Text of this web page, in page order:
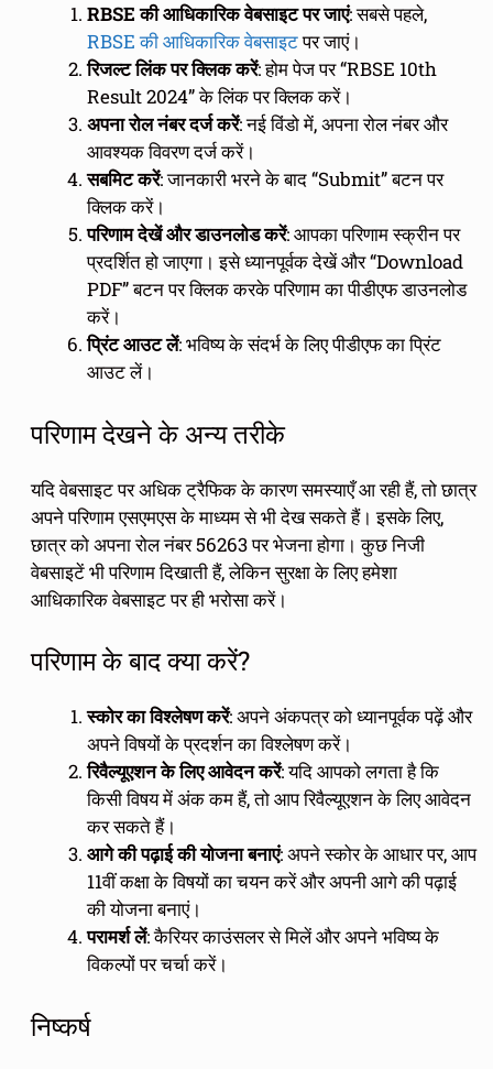
RBSE की आधिकारिक वेबसाइट पर जाएं: सबसे पहले,
RBSE की आधिकारिक वेबसाइटपर जाएं।
रिजल्ट लिंक पर क्लिक करें: होम पेज पर “RBSE 10th
Result 2024” के लिंक पर क्लिक करें।
अपना रोल नंबर दर्ज करें: नई विंडो में, अपना रोल नंबर और
आवश्यक विवरण दर्ज करें।
सबमिट करें: जानकारी भरने के बाद “Submit” बटन पर
क्लिक करें।
परिणाम देखें और डाउनलोड करें: आपका परिणाम स्क्रीन पर
प्रदर्शित हो जाएगा। इसे ध्यानपूर्वक देखें और “Download
PDF” बटन पर क्लिक करके परिणाम का पीडीएफ डाउनलोड
करें।
प्रिंट आउट लें: भविष्य के संदर्भ के लिए पीडीएफ का प्रिंट
आउट लें।
परिणाम देखने के अन्य तरीके
यदि वेबसाइट पर अधिक ट्रैफिक के कारण समस्याएँ आ रही हैं, तो छात्र
अपने परिणाम एसएमएस के माध्यम से भी देख सकते हैं। इसके लिए,
छात्र को अपना रोल नंबर 56263 पर भेजना होगा। कुछ निजी
वेबसाइटें भी परिणाम दिखाती हैं, लेकिन सुरक्षा के लिए हमेशा
आधिकारिक वेबसाइट पर ही भरोसा करें।
परिणाम के बाद क्या करें?
स्कोर का विश्लेषण करें: अपने अंकपत्र को ध्यानपूर्वक पढ़ें और
अपने विषयों के प्रदर्शन का विश्लेषण करें।
रिवैल्यूएशन के लिए आवेदन करें: यदि आपको लगता है कि
किसी विषय में अंक कम हैं, तो आप रिवैल्यूएशन के लिए आवेदन
कर सकते हैं।
आगे की पढ़ाई की योजना बनाएं: अपने स्कोर के आधार पर, आप
11वीं कक्षा के विषयों का चयन करें और अपनी आगे की पढ़ाई
की योजना बनाएं।
परामर्श लें: कैरियर काउंसलर से मिलें और अपने भविष्य के
विकल्पों पर चर्चा करें।
निष्कर्ष